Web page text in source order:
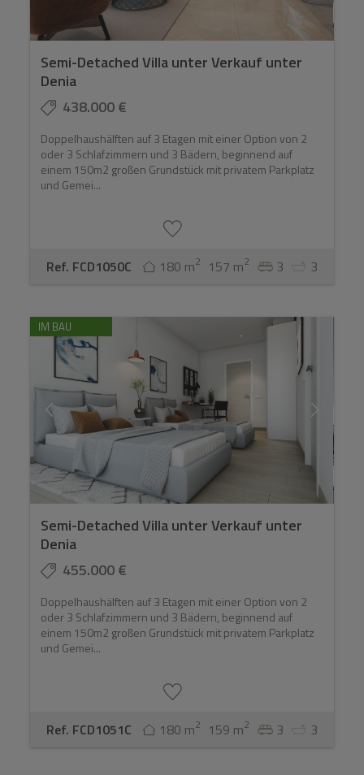
Semi-Detached Villa unter Verkauf unter
Denia
438.000 €
Doppelhaushälften auf 3 Etagen mit einer Option von 2
oder 3 Schlafzimmern und 3 Bädern, beginnend auf
einem 150m2 großen Grundstück mit privatem Parkplatz
und Gemei...
Ref. FCD1050C 180 m2 157 m2 3 3
IM BAU
Semi-Detached Villa unter Verkauf unter
Denia
455.000 €
Doppelhaushälften auf 3 Etagen mit einer Option von 2
oder 3 Schlafzimmern und 3 Bädern, beginnend auf
einem 150m2 großen Grundstück mit privatem Parkplatz
und Gemei...
Ref. FCD1051C 180 m2 159 m2 3 3